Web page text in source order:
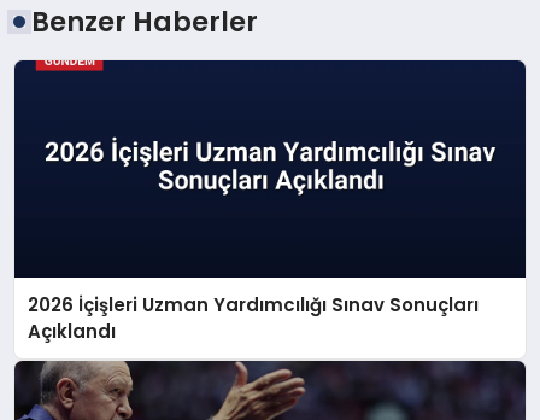
Benzer Haberler
2026 İçişleri Uzman Yardımcılığı Sınav Sonuçları
Açıklandı